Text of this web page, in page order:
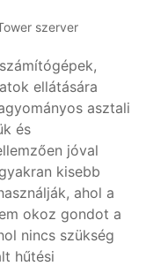
szerver
ellátására
asztali
és
jóval
kisebb
ahol a
okoz gondot a
nincs szükség
hűtési